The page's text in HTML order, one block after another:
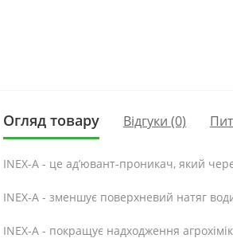
Огляд товару Відгуки (0)
INEX-A - це ад’ювант-проникач, який
INEX-A - зменшує поверхневий натяг
INEX-A - покращує надходження